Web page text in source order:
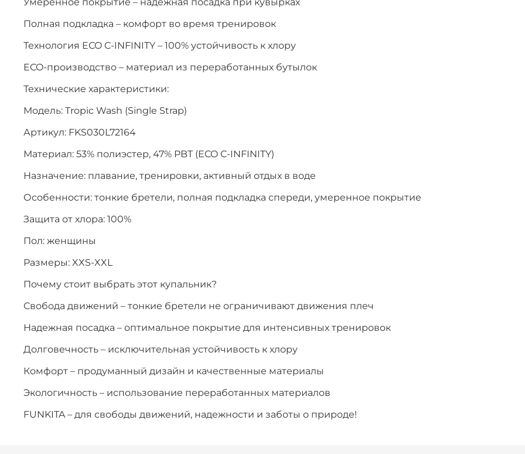
Полная подкладка – комфорт во время тренировок
Технология ECO C-INFINITY – 100% устойчивость к хлору
ECO-производство – материал из переработанных бутылок
Технические характеристики:
Модель: Tropic Wash (Single Strap)
Артикул: FKS030L72164
Материал: 53% полиэстер, 47% PBT (ECO C-INFINITY)
Назначение: плавание, тренировки, активный отдых в воде
Особенности: тонкие бретели, полная подкладка спереди, умеренное покрытие
Защита от хлора: 100%
Пол: женщины
Размеры: XXS-XXL
Почему стоит выбрать этот купальник?
Свобода движений – тонкие бретели не ограничивают движения плеч
Надежная посадка – оптимальное покрытие для интенсивных тренировок
Долговечность – исключительная устойчивость к хлору
Комфорт – продуманный дизайн и качественные материалы
Экологичность – использование переработанных материалов
FUNKITA – для свободы движений, надежности и заботы о природе!